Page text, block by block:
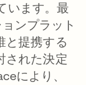
います。最
ンプラット
と提携する
された決定
により、